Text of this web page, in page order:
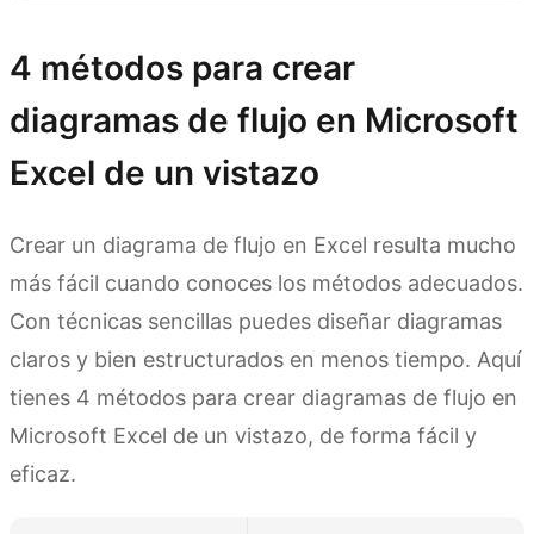
4 métodos para crear
diagramas de flujo en Microsoft
Excel de un vistazo
Crear un diagrama de flujo en Excel resulta mucho
más fácil cuando conoces los métodos adecuados.
Con técnicas sencillas puedes diseñar diagramas
claros y bien estructurados en menos tiempo. Aquí
tienes 4 métodos para crear diagramas de flujo en
Microsoft Excel de un vistazo, de forma fácil y
eficaz.